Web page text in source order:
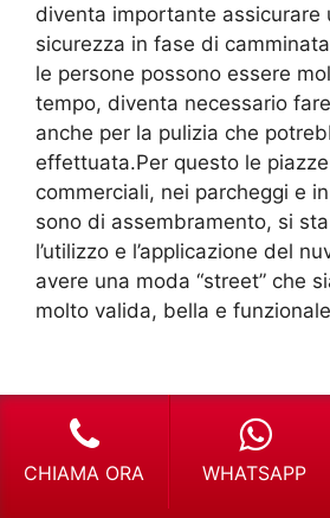
diventa importante assicurare
sicurezza in fase di
le persone possono essere
tempo, diventa necessario
anche per la pulizia che
effettuata.Per questo le
commerciali, nei parcheggi e
sono di assembramento, si
l’utilizzo e l’applicazione del
avere una moda “street” che
molto valida, bella e
CHIAMA ORA WHATSAPP